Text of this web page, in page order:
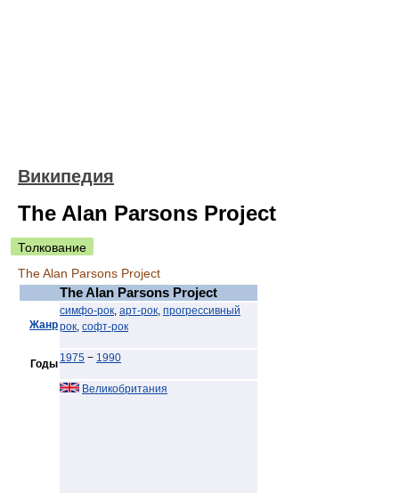
Википедия
The Alan Parsons Project
Толкование
The Alan Parsons Project
The Alan Parsons Project
Жанр
симфо-рок, арт-рок, прогрессивный
рок, софт-рок
Годы 1975 − 1990
Великобритания